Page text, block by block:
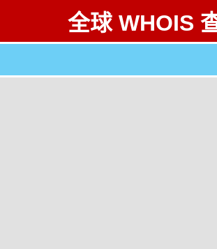
全球 WHOIS